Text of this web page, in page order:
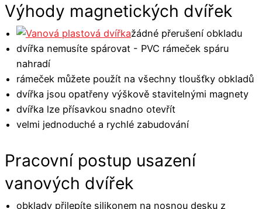
Výhody magnetických dvířek
žádné přerušení obkladu
dvířka nemusíte spárovat - PVC rámeček spáru
nahradí
rámeček můžete použít na všechny tloušťky obkladů
dvířka jsou opatřeny výškově stavitelnými magnety
dvířka lze přísavkou snadno otevřít
velmi jednoduché a rychlé zabudování
Pracovní postup usazení
vanových dvířek
obklady přilepíte silikonem na nosnou desku z